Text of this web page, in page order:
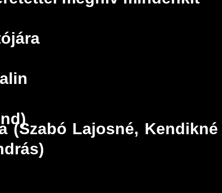
(Szabó Lajosné, Kendikné